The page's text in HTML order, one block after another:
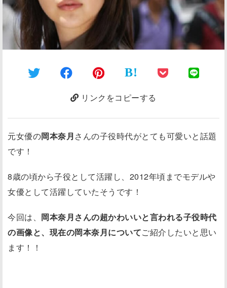
B!
リンクをコピーする
元女優の岡本奈月 さんの子役時代がとても可愛いと話題
です！
8歳の頃から子役として活躍し、2012年頃までモデルや
女優として活躍していたそうです！
今回は、 岡本奈月さんの超かわいいと言われる子役時代
の画像と、現在の岡本奈月についてご紹介したいと思い
ます！！